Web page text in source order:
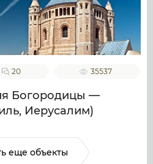
20 35537
Богородицы —
Иерусалим)
еще объекты